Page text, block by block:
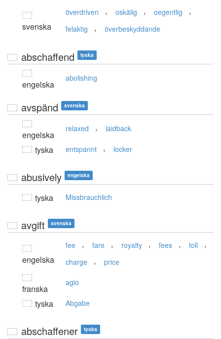
svenska
överdriven , oskälig , oegentlig ,
felaktig , överbeskyddande
abschaffend tyska
engelska
abolishing
avspänd svenska
engelska
relaxed , laidback
tyska entspannt , locker
abusively engelska
tyska Missbrauchlich
avgift svenska
engelska
fee , fare , royalty , fees , toll ,
charge , price
franska
agio
tyska Abgabe
abschaffener tyska